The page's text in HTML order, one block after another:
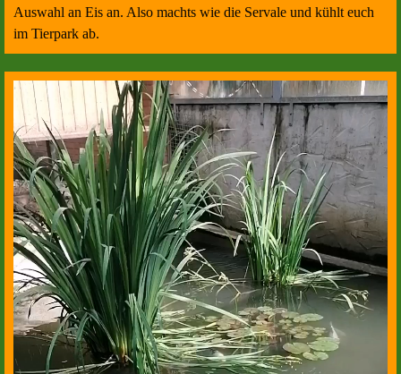
Auswahl an Eis an. Also machts wie die Servale und kühlt euch
im Tierpark ab.